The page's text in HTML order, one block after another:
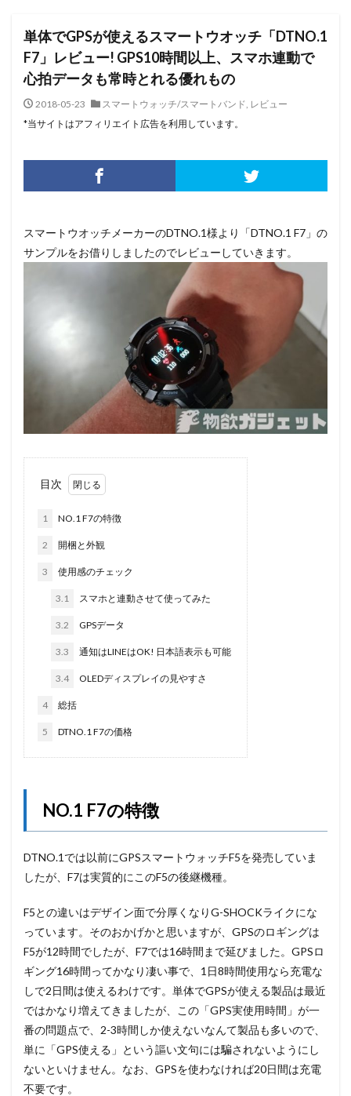
単体でGPSが使えるスマートウオッチ「DTNO.1
F7」レビュー! GPS10時間以上、スマホ連動で
心拍データも常時とれる優れもの
2018-05-23 スマートウォッチ/スマートバンド, レビュー
*当サイトはアフィリエイト広告を利用しています。
スマートウオッチメーカーのDTNO.1様より「DTNO.1 F7」の
サンプルをお借りしましたのでレビューしていきます。
目次
1 NO.1 F7の特徴
2 開梱と外観
3 使用感のチェック
3.1 スマホと連動させて使ってみた
3.2 GPSデータ
3.3 通知はLINEはOK! 日本語表示も可能
3.4 OLEDディスプレイの見やすさ
4 総括
5 DTNO.1 F7の価格
NO.1 F7の特徴
DTNO.1では以前にGPSスマートウォッチF5を発売していま
したが、F7は実質的にこのF5の後継機種。
F5との違いはデザイン面で分厚くなりG-SHOCKライクにな
っています。そのおかげかと思いますが、GPSのロギングは
F5が12時間でしたが、F7では16時間まで延びました。GPSロ
ギング16時間ってかなり凄い事で、1日8時間使用なら充電な
しで2日間は使えるわけです。単体でGPSが使える製品は最近
ではかなり増えてきましたが、この「GPS実使用時間」が一
番の問題点で、2-3時間しか使えないなんて製品も多いので、
単に「GPS使える」という謳い文句には騙されないようにし
ないといけません。なお、GPSを使わなければ20日間は充電
不要です。